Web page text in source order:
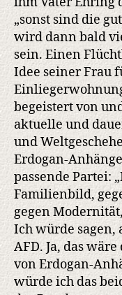
„sonst sind die
wird dann bald
sein. Einen
Idee seiner Frau
begeistert von
aktuelle und
und
Erdogan-
passende Partei:
Familienbild,
gegen
Ich würde sagen,
AFD. Ja, das
von Erdogan-
würde ich das